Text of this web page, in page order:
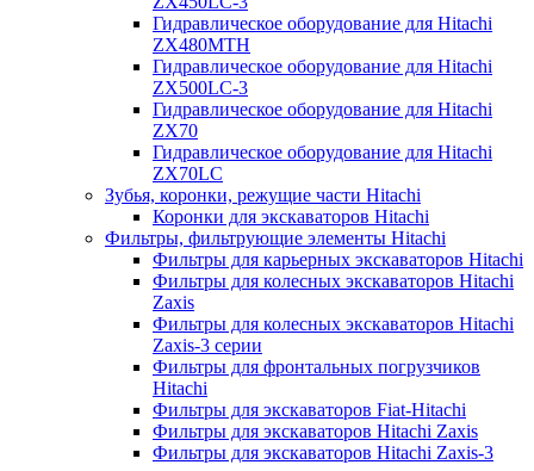
Гидравлическое оборудование для Hitachi
ZX480MTH
Гидравлическое оборудование для Hitachi
ZX500LC-3
Гидравлическое оборудование для Hitachi
ZX70
Гидравлическое оборудование для Hitachi
ZX70LC
Зубья, коронки, режущие части Hitachi
Коронки для экскаваторов Hitachi
Фильтры, фильтрующие элементы Hitachi
Фильтры для карьерных экскаваторов Hitachi
Фильтры для колесных экскаваторов Hitachi
Zaxis
Фильтры для колесных экскаваторов Hitachi
Zaxis-3 серии
Фильтры для фронтальных погрузчиков
Hitachi
Фильтры для экскаваторов Fiat-Hitachi
Фильтры для экскаваторов Hitachi Zaxis
Фильтры для экскаваторов Hitachi Zaxis-3